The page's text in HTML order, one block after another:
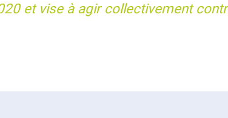
et vise à agir collectivement